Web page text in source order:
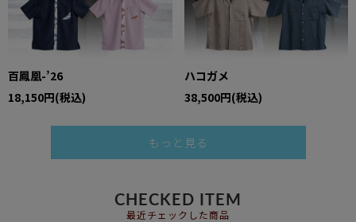
百鳳凰-’26
18,150円(税込)
ハコガメ
38,500円(税込)
もっと見る
CHECKED ITEM
最近チェックした商品